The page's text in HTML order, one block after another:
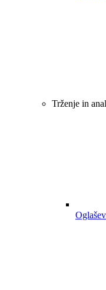
Trženje in